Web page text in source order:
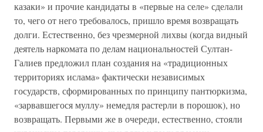
казаки» и прочие кандидаты в «первые на селе» сделали
то, чего от него требовалось, пришло время возвращать
долги. Естественно, без чрезмерной лихвы (когда видный
деятель наркомата по делам национальностей Султан-
Галиев предложил план создания на «традиционных
территориях ислама» фактически независимых
государств, сформированных по принципу пантюркизма,
«зарвавшегося муллу» немедля растерли в порошок), но
возвращать. Первыми же в очереди, естественно, стояли